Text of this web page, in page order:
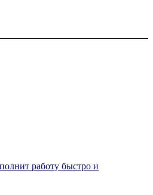
работу быстро и